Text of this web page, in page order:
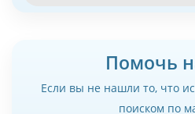
Помочь
Если вы не нашли то, что
поиском по